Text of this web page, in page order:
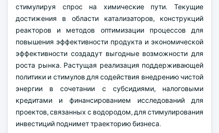
стимулируя спрос на химические пути. Текущие
достижения в области катализаторов, конструкций
реакторов и методов оптимизации процессов для
повышения эффективности продукта и экономической
эффективности создадут выгодные возможности для
роста рынка. Растущая реализация поддерживающей
политики и стимулов для содействия внедрению чистой
энергии в сочетании с субсидиями, налоговыми
кредитами и финансированием исследований для
проектов, связанных с водородом, для стимулирования
инвестиций поднимет траекторию бизнеса.